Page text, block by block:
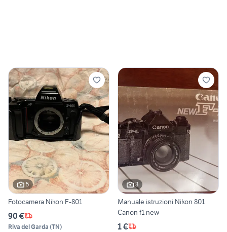
5
Fotocamera Nikon F-801
90 €
Riva del Garda (TN)
3
Manuale istruzioni Nikon 801
Canon f1 new
1 €